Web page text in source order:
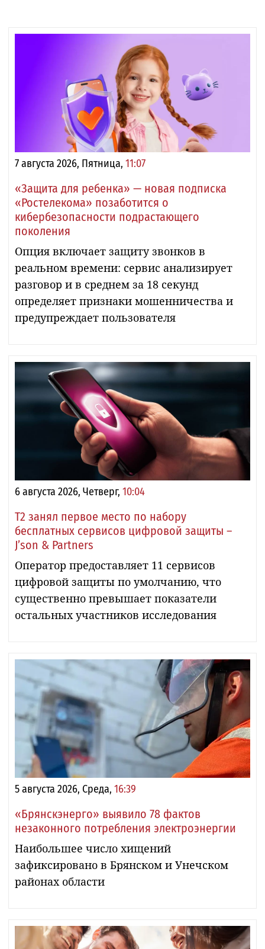
7 августа 2026, Пятница, 11:07
«Защита для ребенка» — новая подписка
«Ростелекома» позаботится о
кибербезопасности подрастающего
поколения
Опция включает защиту звонков в
реальном времени: сервис анализирует
разговор и в среднем за 18 секунд
определяет признаки мошенничества и
предупреждает пользователя
6 августа 2026, Четверг, 10:04
Т2 занял первое место по набору
бесплатных сервисов цифровой защиты –
J’son & Partners
Оператор предоставляет 11 сервисов
цифровой защиты по умолчанию, что
существенно превышает показатели
остальных участников исследования
5 августа 2026, Среда, 16:39
«Брянскэнерго» выявило 78 фактов
незаконного потребления электроэнергии
Наибольшее число хищений
зафиксировано в Брянском и Унечском
районах области